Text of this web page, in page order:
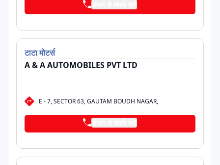
टाटामोटर्स
A & A AUTOMOBILES PVT LTD
E - 7, SECTOR 63, GAUTAM BOUDH NAGAR,